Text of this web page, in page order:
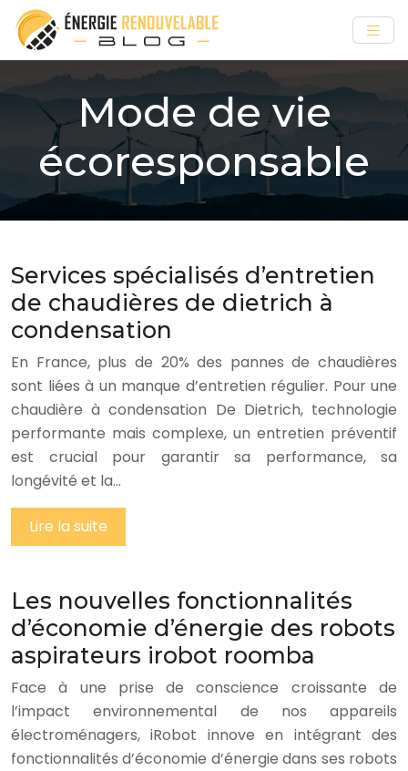
Mode de vie
écoresponsable
Services spécialisés d’entretien
de chaudières de dietrich à
condensation
En France, plus de 20% des pannes de chaudières
sont liées à un manque d’entretien régulier. Pour une
chaudière à condensation De Dietrich, technologie
performante mais complexe, un entretien préventif
est crucial pour garantir sa performance, sa
longévité et la…
Lire la suite
Les nouvelles fonctionnalités
d’économie d’énergie des robots
aspirateurs irobot roomba
Face à une prise de conscience croissante de
l’impact environnemental de nos appareils
électroménagers, iRobot innove en intégrant des
fonctionnalités d’économie d’énergie dans ses robots